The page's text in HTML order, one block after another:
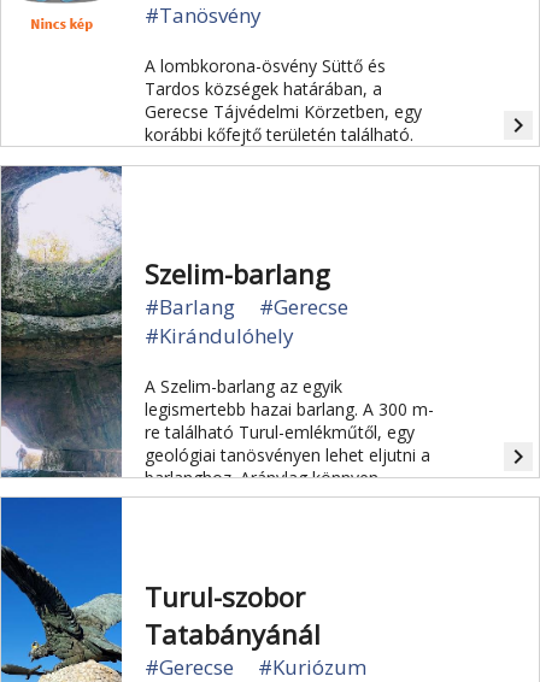
#Tanösvény
A lombkorona-ösvény Süttő és
Tardos községek határában, a
Gerecse Tájvédelmi Körzetben, egy
korábbi kőfejtő területén található.
navigate_next
Szelim-barlang
#Barlang
#Gerecse
#Kirándulóhely
A Szelim-barlang az egyik
legismertebb hazai barlang. A 300 m-
re található Turul-emlékműtől, egy
geológiai tanösvényen lehet eljutni a
barlanghoz. Aránylag könnyen
megközelíthető és nagyon sokan
navigate_next
Turul-szobor
Tatabányánál
#Gerecse #Kuriózum